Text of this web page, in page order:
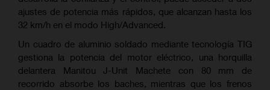
ajustes de potencia más rápidos, que alcanzan hasta los
32 km/h en el modo High/Advanced.
Un cuadro de aluminio soldado mediante tecnología TIG
gestiona la potencia del motor eléctrico, una horquilla
delantera Manitou J-Unit Machete con 80 mm de
recorrido absorbe los baches, mientras que los frenos